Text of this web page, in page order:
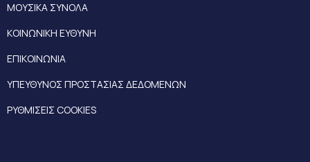
ΜΟΥΣΙΚΑ ΣΥΝΟΛΑ
ΚΟΙΝΩΝΙΚΗ ΕΥΘΥΝΗ
ΕΠΙΚΟΙΝΩΝΙΑ
ΥΠΕΥΘΥΝΟΣ ΠΡΟΣΤΑΣΙΑΣ ΔΕΔΟΜΕΝΩΝ
ΡΥΘΜΙΣΕΙΣ COOKIES